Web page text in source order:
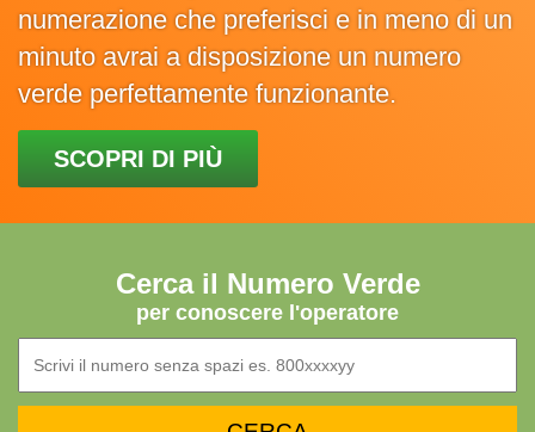
numerazione che preferisci e in meno di un
minuto avrai a disposizione un numero
verde perfettamente funzionante.
SCOPRI DI PIÙ
Cerca il Numero Verde
per conoscere l'operatore